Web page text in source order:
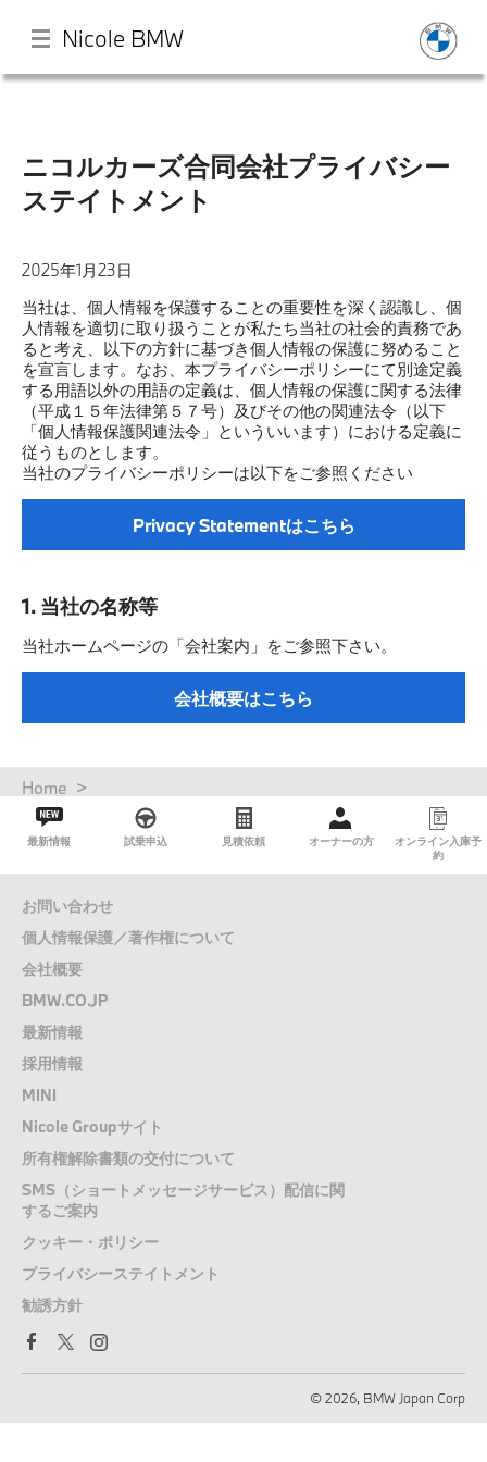
Home
イベント・キャンペーン
7月即納車
認定中古車
店舗
試乗・見積
Service
法人契約について
Nicole BMW
ニコルカーズ合同会社プライバシー
ステイトメント
2025年1月23日
当社は、個人情報を保護することの重要性を深く認識し、個
人情報を適切に取り扱うことが私たち当社の社会的責務であ
ると考え、以下の方針に基づき個人情報の保護に努めること
を宣言します。なお、本プライバシーポリシーにて別途定義
する用語以外の用語の定義は、個人情報の保護に関する法律
（平成１５年法律第５７号）及びその他の関連法令（以下
「個人情報保護関連法令」といういいます）における定義に
従うものとします。
当社のプライバシーポリシーは以下をご参照ください
Privacy Statementはこちら
1. 当社の名称等
当社ホームページの「会社案内」をご参照下さい。
会社概要はこちら
パ
ン
ず
Home
最新情報 試乗申込 見積依頼 オーナーの方
オンライン入庫予
約
お問い合わせ
個人情報保護／著作権について
会社概要
BMW.CO.JP
最新情報
採用情報
MINI
Nicole Groupサイト
所有権解除書類の交付について
SMS（ショートメッセージサービス）配信に関
するご案内
クッキー・ポリシー
プライバシーステイトメント
勧誘方針
© 2026, BMW Japan Corp